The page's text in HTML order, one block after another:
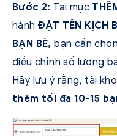
Bước 2: Tại mục
hành ĐẶT TÊN KỊCH
BẠN BÈ,bạn cần chọn
điều chỉnh số lượng
Hãy lưu ý rằng, tài
thêm tối đa 10-15